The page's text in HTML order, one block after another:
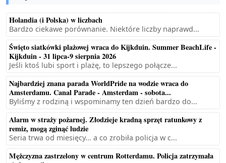
Holandia (i Polska) w liczbach
Bardzo ciekawe porównanie. Niektóre liczby naprawd...
Święto siatkówki plażowej wraca do Kijkduin. Summer BeachLife -
Kijkduin - 31 lipca-9 sierpnia 2026
Jeśli ktoś lubi sport i plażę, to lepszego połącze...
Najbardziej znana parada WorldPride na wodzie wraca do
Amsterdamu. Canal Parade - Amsterdam - sobota...
Byliśmy z rodziną i wspominamy ten dzień bardzo do...
Alarm w straży pożarnej. Złodzieje kradną sprzęt ratunkowy z
remiz, mogą zginąć ludzie
Seria trwa od miesięcy... a co zrobiła policja w c...
Mężczyzna zastrzelony w centrum Rotterdamu. Policja zatrzymała